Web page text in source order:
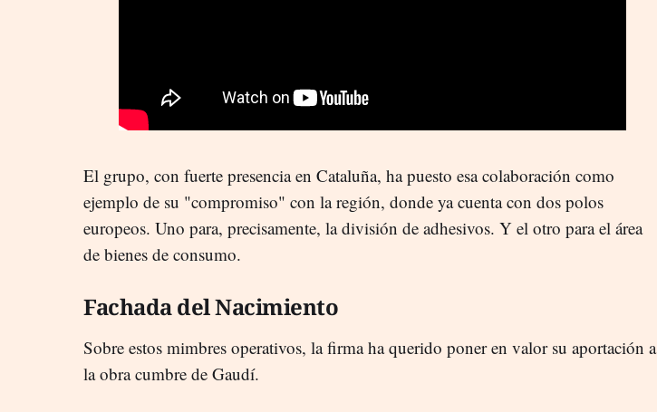
El grupo, con fuerte presencia en Cataluña, ha puesto esa colaboración como
ejemplo de su "compromiso" con la región, donde ya cuenta con dos polos
europeos. Uno para, precisamente, la división de adhesivos. Y el otro para el área
de bienes de consumo.
Fachada del Nacimiento
Sobre estos mimbres operativos, la firma ha querido poner en valor su aportación a
la obra cumbre de Gaudí.